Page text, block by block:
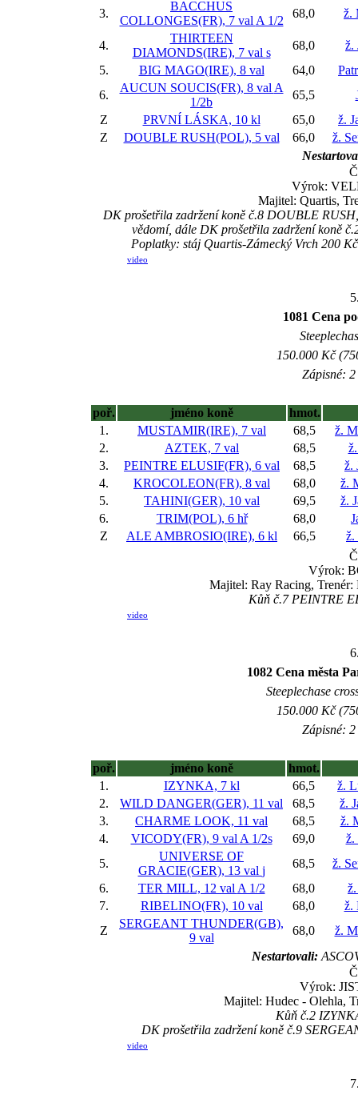
3.
BACCHUS
COLLONGES(FR), 7 val A 1/2
68,0 ž.
4.
THIRTEEN
DIAMONDS(IRE), 7 val s
68,0
ž.
5.
BIG MAGO(IRE), 8 val 64,0
6.
AUCUN SOUCIS(FR), 8 val A
1/2b
65,5
Z
PRVNÍ LÁSKA, 10 kl 65,0
ž.
Z
DOUBLE RUSH(POL), 5 val 66,0
ž.
Výrok:
Majitel: Quartis,
DK prošetřila zadržení koně č.8 DOUBLE
vědomí, dále DK prošetřila zadržení koně
Poplatky: stáj Quartis-Zámecký Vrch 200
video
1081 Cena
150.000 Kč
Zápisné:
poř. jméno koně
hmot.
1.
MUSTAMIR(IRE), 7 val 68,5
ž.
2.
AZTEK, 7 val 68,5
3.
PEINTRE ELUSIF(FR), 6 val 68,5
ž.
4.
KROCOLEON(FR), 8 val 68,0
ž.
5.
TAHINI(GER), 10 val 69,5
ž.
6.
TRIM(POL), 6 hř 68,0
Z
ALE AMBROSIO(IRE), 6 kl 66,5
ž.
Výrok:
Majitel: Ray Racing, Trenér:
Kůň č.7 PEINTRE
video
1082 Cena města
Steeplechase
150.000 Kč
Zápisné:
poř. jméno koně
hmot.
1.
IZYNKA, 7 kl 66,5
ž.
2.
WILD DANGER(GER), 11 val 68,5
ž.
3.
CHARME LOOK, 11 val 68,5
ž.
4.
VICODY(FR), 9 val A 1/2s 69,0
ž.
5.
UNIVERSE OF
GRACIE(GER), 13 val j
68,5
ž.
6.
TER MILL, 12 val A 1/2 68,0
7.
RIBELINO(FR), 10 val 68,0
ž.
Z
SERGEANT THUNDER(GB),
9 val
68,0
ž.
Nestartovali:
Výrok:
Majitel: Hudec - Olehla,
Kůň č.2
DK prošetřila zadržení koně č.9
video